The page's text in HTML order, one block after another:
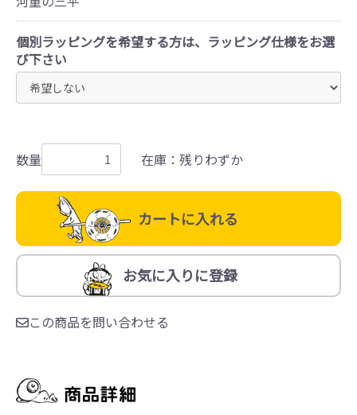
個別ラッピングを希望する方は、ラッピング仕様をお選
び下さい
数量 在庫：残りわずか
カートに入れる
お気に入りに登録
この商品を問い合わせる